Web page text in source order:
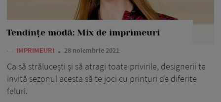
Tendințe modă: Mix de imprimeuri
— IMPRIMEURI 28 noiembrie 2021
Ca să strălucești și să atragi toate privirile, designerii te
invită sezonul acesta să te joci cu printuri de diferite
feluri.